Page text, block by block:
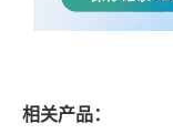
相关产品：